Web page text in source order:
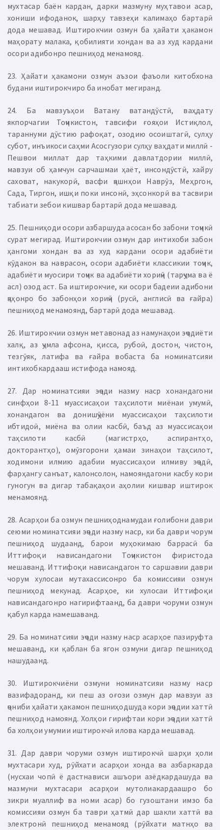
мухтасар баён кардан, дарки мазмуну муҳтавои асар,
хониши ифоданок, шарҳу тавзеҳи калимаҳо бартарӣ
дода мешавад. Иштирокчии озмун ба ҳайати ҳакамон
маҳорату малака, қобилияти хондан ва аз худ кардани
осори адибонро пешниҳод менамояд.
23. Ҳайати ҳакамони озмун аъзои фаъоли китобхона
будани иштирокчиро ба инобат мегиранд.
24. Ба мавзуъҳои Ватану ватандӯстӣ, ваҳдату
якпорчагии Тоҷикистон, тавсифи ғояҳои Истиқлол,
тараннуми дӯстию рафоқат, озодию осоиштагӣ, сулҳу
субот, инъикоси саҳми Асосгузори сулҳу ваҳдати миллӣ -
Пешвои миллат дар таҳкими давлатдории миллӣ,
мавзуи об ҳамчун сарчашмаи ҳаёт, инсондӯстӣ, хайру
саховат, накукорӣ, васфи ҷашнҳои Наврӯз, Меҳргон,
Сада, Тиргон, ишқи поки инсонӣ, эҳсонкорӣ ва тасвири
табиати зебои кишвар бартарӣ дода мешавад.
25. Пешниҳоди осори азбаршуда асосан бо забони тоҷикӣ
сурат мегирад. Иштирокчии озмун дар интихоби забон
ҳангоми хондан ва аз худ кардани осори адабиёти
кӯдакон ва наврасон, осори адабиёти классикии тоҷик,
адабиёти муосири тоҷик ва адабиёти хориҷӣ (тарҷума ва ё
асл) озод аст. Ба иштирокчие, ки осори бадеии адибони
ҷаҳонро бо забонҳои хориҷӣ (русӣ, англисӣ ва ғайра)
пешниҳод менамоянд, бартарӣ дода мешавад.
26. Иштирокчии озмун метавонад аз намунаҳои эҷодиёти
халқ, аз ҷумла афсона, қисса, рубоӣ, достон, чистон,
тезгӯяк, латифа ва ғайра вобаста ба номинатсияи
интихобкардааш истифода намояд.
27. Дар номинатсияи эҷоди назму наср хонандагони
синфҳои 8-11 муассисаҳои таҳсилоти миёнаи умумӣ,
хонандагон ва донишҷӯёни муассисаҳои таҳсилоти
ибтидоӣ, миёна ва олии касбӣ, баъд аз муассисаҳои
таҳсилоти касбӣ (магистрҳо, аспирантҳо,
докторантҳо), омӯзгорони ҳамаи зинаҳои таҳсилот,
ходимони илмию адабии муассисаҳои илмиву эҷодӣ,
фарҳангу санъат, калонсолон, намояндагони касбу кори
гуногун ва дигар табақаҳои аҳолии кишвар иштирок
менамоянд.
28. Асарҳои ба озмун пешниҳоднамудаи ғолибони даври
сеюми номинатсияи эҷоди назму наср, ки ба даври чорум
пешниҳод шудаанд, барои муҳокимаю баррасӣ ба
Иттифоқи нависандагони Тоҷикистон фиристода
мешаванд. Иттифоқи нависандагон то саршавии даври
чорум хулосаи мутахассисонро ба комиссияи озмун
пешниҳод мекунад. Асарҳое, ки хулосаи Иттифоқи
нависандагонро нагирифтаанд, ба даври чоруми озмун
қабул карда намешаванд.
29. Ба номинатсияи эҷоди назму наср асарҳое пазируфта
мешаванд, ки қаблан ба ягон озмуни дигар пешниҳод
нашудаанд.
30. Иштирокчиёни озмуни номинатсияи назму наср
вазифадоранд, ки пеш аз оғози озмун дар мавзуи аз
ҷониби ҳайати ҳакамон пешниҳодшуда кори эҷодии хаттӣ
пешниҳод намоянд. Холҳои гирифтаи кори эҷодии хаттӣ
ба холҳои умумии иштирокчӣ илова карда мешавад.
31. Дар даври чоруми озмун иштирокчӣ шарҳи ҳоли
мухтасари худ, рӯйхати асарҳои хонда ва азбаркарда
(нусхаи чопӣ ё дастнависи ашъори азёдкардашуда ва
мазмуни мухтасари асарҳои мутолиакардаашро бо
зикри муаллиф ва номи асар) бо гузоштани имзо ба
комиссияи озмун ба таври ҳатмӣ дар шакли хаттӣ ва
электронӣ пешниҳод менамояд (рӯйхати матнҳо ва